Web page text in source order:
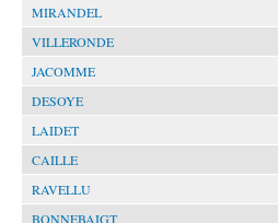
MIRANDEL
VILLERONDE
JACOMME
DESOYE
LAIDET
CAILLE
RAVELLU
BONNEBAIGT